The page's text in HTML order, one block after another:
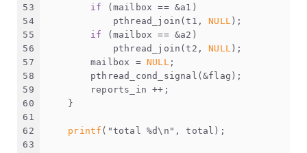
53
54
55
56
57
58
59
60
61
62
63
if (mailbox == &a1)
            pthread_join(t1,
NULL);
if (mailbox == &a2)
            pthread_join(t2,
NULL);
        mailbox =
NULL;
        pthread_cond_signal(&flag);
        reports_in ++;
    }
printf ( "total %d\n" , total);